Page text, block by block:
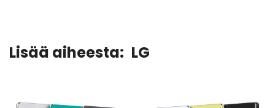
Lisää aiheesta: LG